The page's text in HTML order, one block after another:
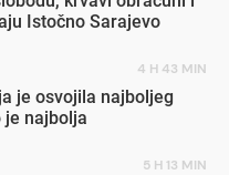
Istočno Sarajevo
4 H 43 MIN
je osvojila najboljeg
je najbolja
5 H 13 MIN